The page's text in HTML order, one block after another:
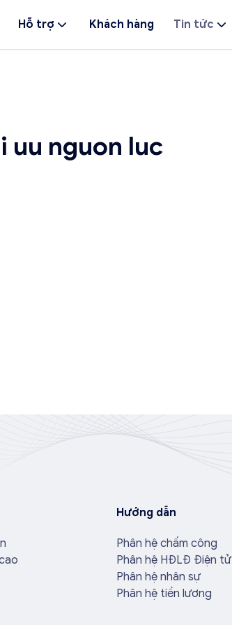
Hỗ trợ Khách hàng Tin tức
uu nguon luc
Hướng dẫn
Phân hệ chấm công
Phân hệ HĐLĐ Điện tử
Phân hệ nhân sự
Phân hệ tiền lương